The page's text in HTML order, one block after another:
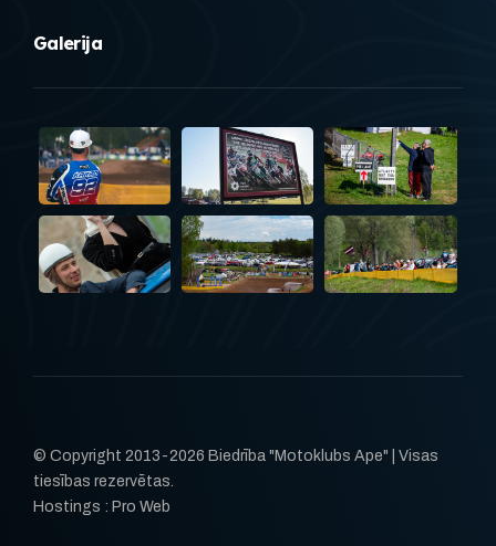
Galerija
© Copyright 2013-2026 Biedrība "Motoklubs Ape" | Visas
tiesības rezervētas.
Hostings : Pro Web